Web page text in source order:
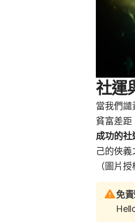
社運
當我們譴
貧富差距
成功的社
己的俠義
（圖片
免